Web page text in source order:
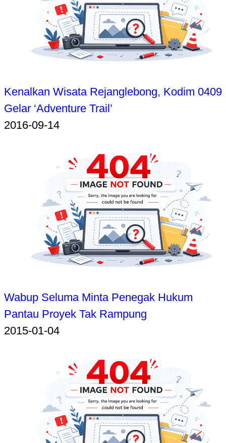
Kenalkan Wisata Rejanglebong, Kodim 0409
Gelar ‘Adventure Trail’
2016-09-14
Wabup Seluma Minta Penegak Hukum
Pantau Proyek Tak Rampung
2015-01-04